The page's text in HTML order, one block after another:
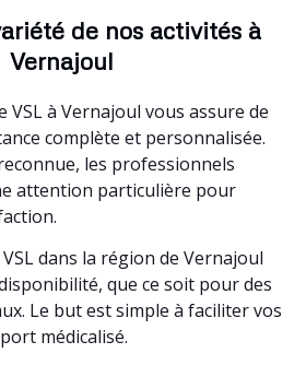
de nos activités à
Vernajoul
VSL à Vernajoul vous assure de
complète et personnalisée.
les professionnels
attention particulière pour
VSL dans la région de Vernajoul
que ce soit pour des
Le but est simple à faciliter vos
médicalisé.